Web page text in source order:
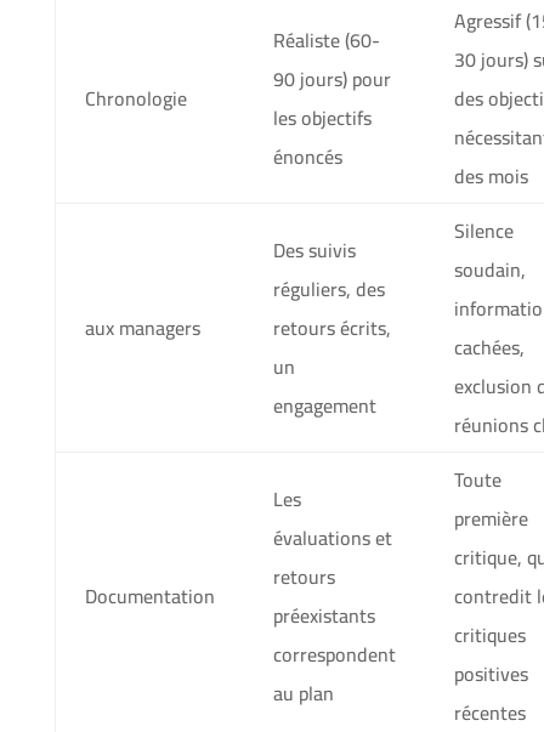
Chronologie
Réaliste (60-
90 jours) pour
les objectifs
énoncés
Agressif
30 jours)
des
des mois
aux managers
Des suivis
réguliers, des
retours écrits,
un
engagement
Silence
soudain,
cachées,
exclusion
réunions
Documentation
Les
évaluations et
retours
préexistants
correspondent
au plan
Toute
première
critique,
contredit
critiques
positives
récentes